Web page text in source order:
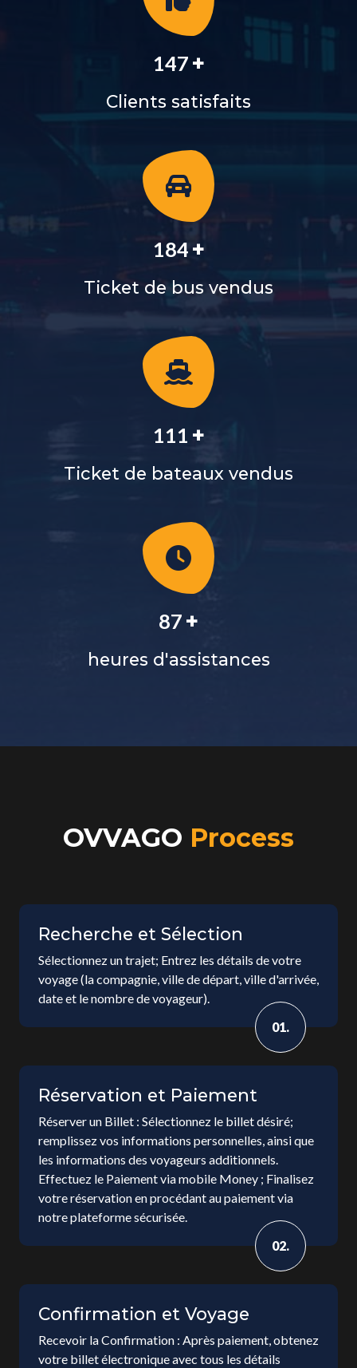
159 +
Clients satisfaits
204 +
Ticket de bus vendus
127 +
Ticket de bateaux vendus
100+
heures d'assistances
OVVAGO Process
Recherche et Sélection
Sélectionnez un trajet; Entrez les détails de votre
voyage (la compagnie, ville de départ, ville d'arrivée,
date et le nombre de voyageur).
01.
Réservation et Paiement
Réserver un Billet : Sélectionnez le billet désiré;
remplissez vos informations personnelles, ainsi que
les informations des voyageurs additionnels.
Effectuez le Paiement via mobile Money ; Finalisez
votre réservation en procédant au paiement via
notre plateforme sécurisée.
02.
Confirmation et Voyage
Recevoir la Confirmation : Après paiement, obtenez
votre billet électronique avec tous les détails